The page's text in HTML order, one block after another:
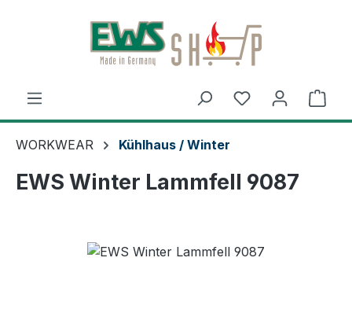
Zum Hauptinhalt springen
WORKWEAR Kühlhaus / Winter
EWS Winter Lammfell 9087